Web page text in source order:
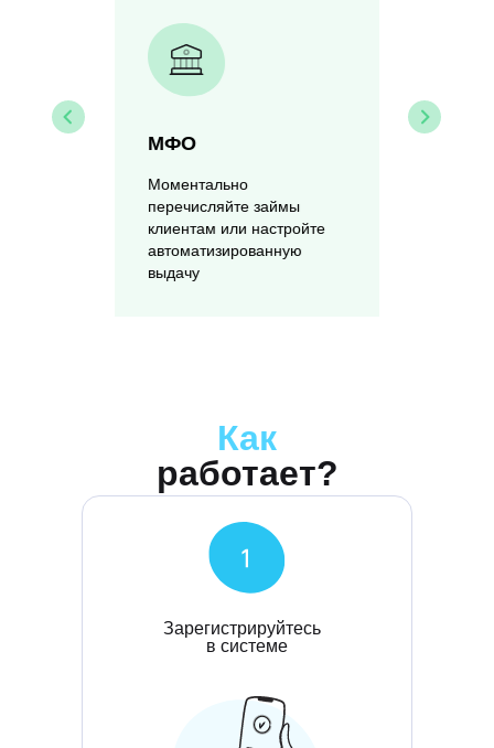
МФО
Моментально
перечисляйте займы
клиентам или настройте
автоматизированную
выдачу
Как
работает?
Зарегистрируйтесь
в системе